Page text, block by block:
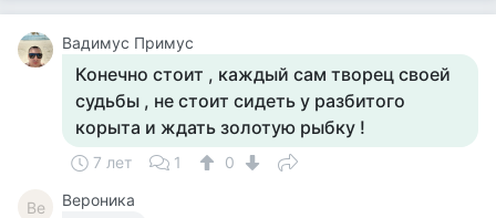
Вадимус Примус
Конечно стоит , каждый сам творец своей
судьбы , не стоит сидеть у разбитого
корыта и ждать золотую рыбку !
7 лет 1 0
Ве
Вероника